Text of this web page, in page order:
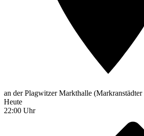
an der Plagwitzer Markthalle (Markranstädter
Heute
22:00 Uhr